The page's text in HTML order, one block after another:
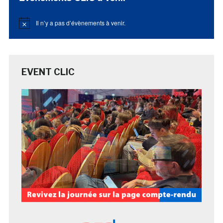
Notice Il n’y a pas d’évènements à venir.
EVENT CLIC